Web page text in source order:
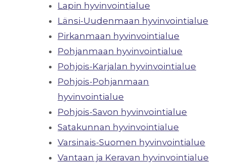
Lapin hyvinvointialue
Länsi-Uudenmaan hyvinvointialue
Pirkanmaan hyvinvointialue
Pohjanmaan hyvinvointialue
Pohjois-Karjalan hyvinvointialue
Pohjois-Pohjanmaan
hyvinvointialue
Pohjois-Savon hyvinvointialue
Satakunnan hyvinvointialue
Varsinais-Suomen hyvinvointialue
Vantaan ja Keravan hyvinvointialue